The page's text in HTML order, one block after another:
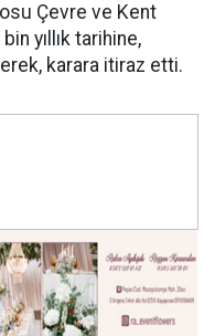
Çevre ve Kent
yıllık tarihine,
karara itiraz etti.